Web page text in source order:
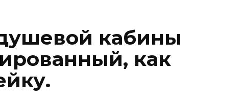
кабины
как